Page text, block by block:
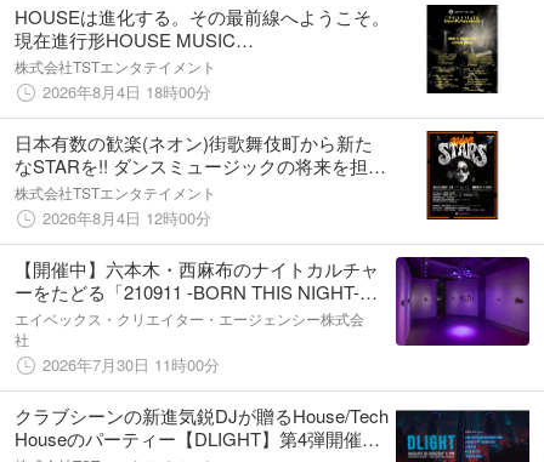
HOUSEは進化する。その最前線へようこそ。
現在進行形HOUSE MUSIC
PARTY【ULTRAHAUS】が過去2回の勢いそ
のままにまだまだ夜の長い9月に開催決定!!
株式会社TSTエンタテイメント
2026年8月4日 18時00分
日本有数の歓楽(ネオン)街歌舞伎町から新た
なSTARを!! ダンスミュージックの将来を担う
若き次世代スターたちが集結する
ZEROTOKYO産のニューパーティー【NEON
STARS】開催!!
株式会社TSTエンタテイメント
2026年8月4日 12時00分
【開催中】六本木・西麻布のナイトカルチャ
ーをたどる「210911 -BORN THIS NIGHT-」
会期後半へ。Night Gatheringも開催
エイベックス・クリエイター・エージェンシー株式会
社
2026年7月30日 11時00分
クラブシーンの新進気鋭DJが贈るHouse/Tech
Houseのパーティー【DLIGHT】第4弾開催決